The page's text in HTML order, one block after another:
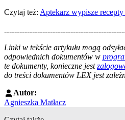
Czytaj też: Aptekarz wypisze
Linki w tekście artykułu mogą
odpowiednich dokumentów w
te dokumenty, konieczne jest
do treści dokumentów LEX jest
Autor:
Agnieszka Matłacz